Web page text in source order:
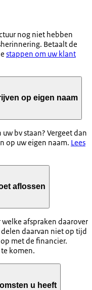
nog niet hebben
Betaalt de
stappen om uw klant
op eigen naam
bv staan? Vergeet dan
op uw eigen naam. Lees
aflossen
afspraken daarover
daarvan niet op tijd
met de financier.
komen.
u heeft